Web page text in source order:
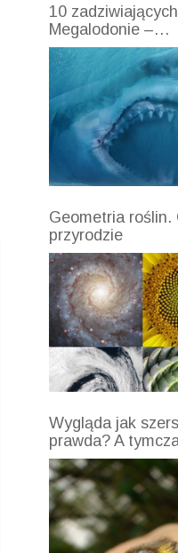
10
Megalodonie –…
Geometria roślin.
przyrodzie
Wygląda jak
prawda? A